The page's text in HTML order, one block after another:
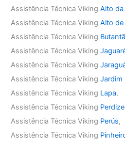
Assistência Técnica VikingAlto da
Assistência Técnica VikingAlto de
Assistência Técnica Viking Butantã
Assistência Técnica Viking
Assistência Técnica Viking
Assistência Técnica VikingJardim
Assistência Técnica Viking Lapa,
Assistência Técnica Viking
Assistência Técnica Viking Perús,
Assistência Técnica Viking